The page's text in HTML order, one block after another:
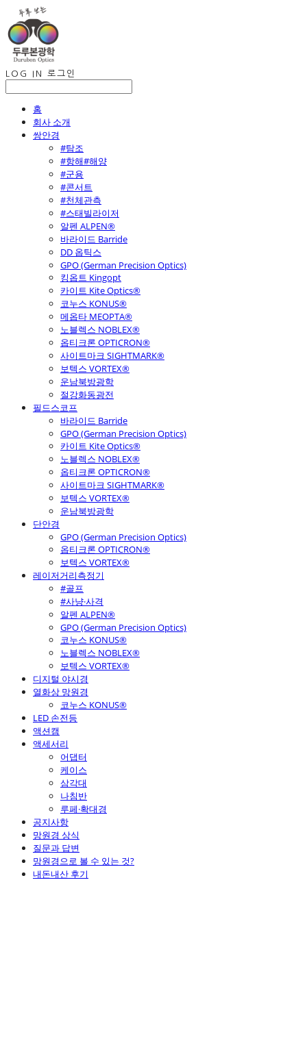
LOG IN 로그인
홈
회사 소개
쌍안경
#탐조
#항해#해양
#군용
#콘서트
#천체관측
#스태빌라이저
알펜 ALPEN®
바라이드 Barride
DD 옵틱스
GPO (German Precision Optics)
킹옵트 Kingopt
카이트 Kite Optics®
코누스 KONUS®
메옵타 MEOPTA®
노블렉스 NOBLEX®
옵티크론 OPTICRON®
사이트마크 SIGHTMARK®
보텍스 VORTEX®
운남북방광학
절강화동광전
필드스코프
바라이드 Barride
GPO (German Precision Optics)
카이트 Kite Optics®
노블렉스 NOBLEX®
옵티크론 OPTICRON®
사이트마크 SIGHTMARK®
보텍스 VORTEX®
운남북방광학
단안경
GPO (German Precision Optics)
옵티크론 OPTICRON®
보텍스 VORTEX®
레이저거리측정기
#골프
#사냥·사격
알펜 ALPEN®
GPO (German Precision Optics)
코누스 KONUS®
노블렉스 NOBLEX®
보텍스 VORTEX®
디지털 야시경
열화상 망원경
코누스 KONUS®
LED 손전등
액션캠
액세서리
어댑터
케이스
삼각대
나침반
루페·확대경
공지사항
망원경 상식
질문과 답변
망원경으로 볼 수 있는 것?
내돈내산 후기